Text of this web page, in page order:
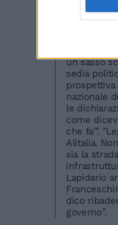
italiano,
55%.
un sasso
sedia
nazionale
le
come
che fa'".
Alitalia.
sia la
Lapidario
dico
governo".